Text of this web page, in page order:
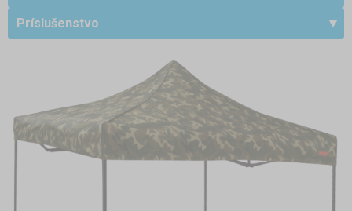
Príslušenstvo